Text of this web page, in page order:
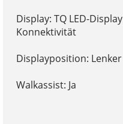
Display: TQ LED-
Konnektivität
Displayposition:
Walkassist: Ja